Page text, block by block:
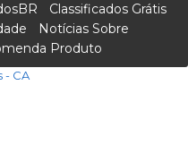
Classificados Grátis
Notícias Sobre
Produto
- CA